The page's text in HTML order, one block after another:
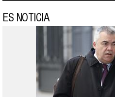
ES NOTICIA